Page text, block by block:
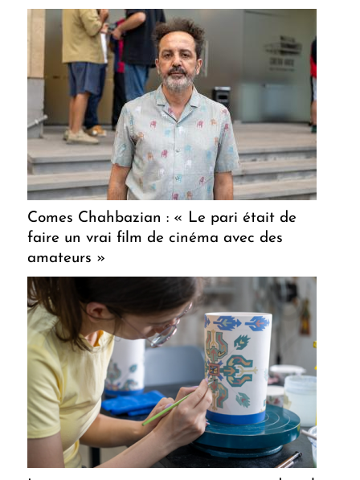
Comes Chahbazian : « Le pari était de
faire un vrai film de cinéma avec des
amateurs »